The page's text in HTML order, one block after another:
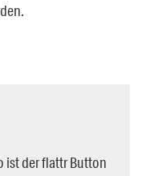
ist der flattr Button